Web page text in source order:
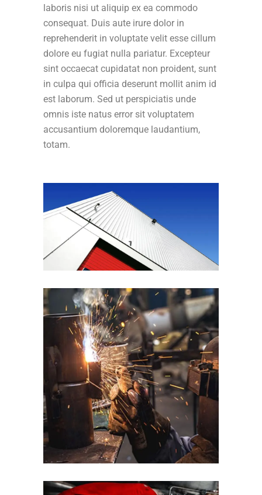
laboris nisi ut aliquip ex ea commodo
consequat. Duis aute irure dolor in
reprehenderit in voluptate velit esse cillum
dolore eu fugiat nulla pariatur. Excepteur
sint occaecat cupidatat non proident, sunt
in culpa qui officia deserunt mollit anim id
est laborum. Sed ut perspiciatis unde
omnis iste natus error sit voluptatem
accusantium doloremque laudantium,
totam.